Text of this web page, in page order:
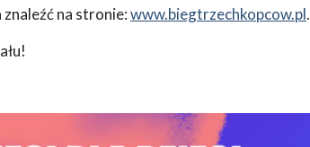
na stronie:www.biegtrzechkopcow.pl.